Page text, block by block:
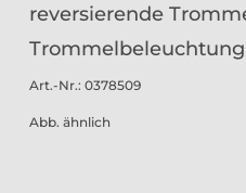
reversierende
Trommelbeleuchtung
Art.-Nr.: 0378509
Abb. ähnlich